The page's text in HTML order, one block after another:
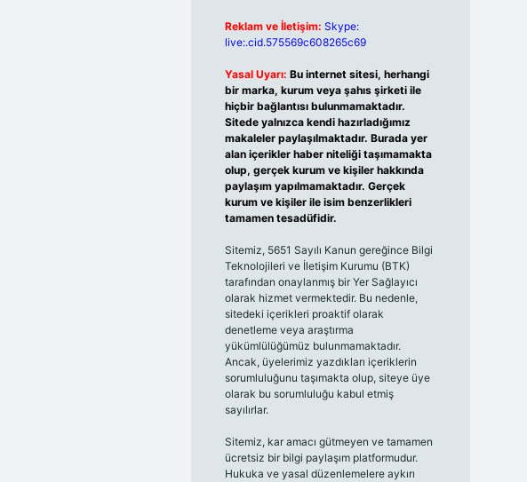
Reklam ve İletişim: Skype:
live:.cid.575569c608265c69
Yasal Uyarı: Bu internet sitesi, herhangi
bir marka, kurum veya şahıs şirketi ile
hiçbir bağlantısı bulunmamaktadır.
Sitede yalnızca kendi hazırladığımız
makaleler paylaşılmaktadır. Burada yer
alan içerikler haber niteliği taşımamakta
olup, gerçek kurum ve kişiler hakkında
paylaşım yapılmamaktadır. Gerçek
kurum ve kişiler ile isim benzerlikleri
tamamen tesadüfidir.
Sitemiz, 5651 Sayılı Kanun gereğince Bilgi
Teknolojileri ve İletişim Kurumu (BTK)
tarafından onaylanmış bir Yer Sağlayıcı
olarak hizmet vermektedir. Bu nedenle,
sitedeki içerikleri proaktif olarak
denetleme veya araştırma
yükümlülüğümüz bulunmamaktadır.
Ancak, üyelerimiz yazdıkları içeriklerin
sorumluluğunu taşımakta olup, siteye üye
olarak bu sorumluluğu kabul etmiş
sayılırlar.
Sitemiz, kar amacı gütmeyen ve tamamen
ücretsiz bir bilgi paylaşım platformudur.
Hukuka ve yasal düzenlemelere aykırı